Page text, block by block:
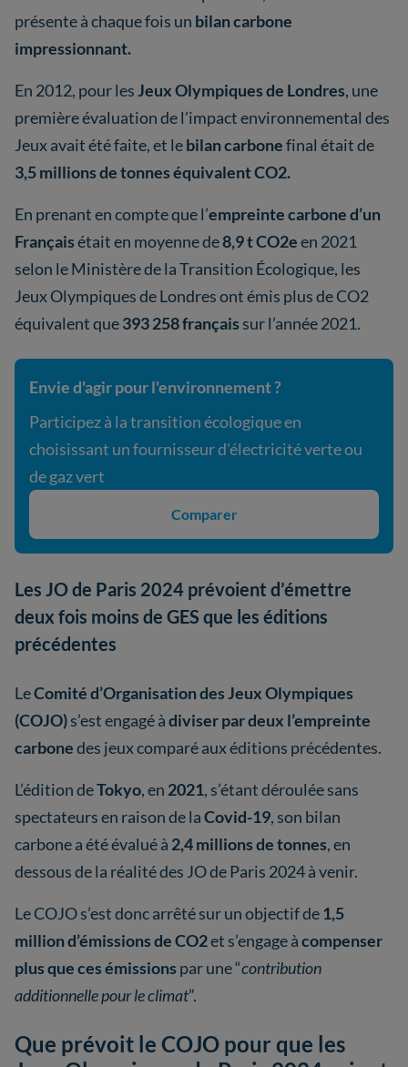
présente à chaque fois un bilan carbone
impressionnant.
En 2012, pour lesJeux Olympiques de Londres, une
première évaluation de l’impact environnemental des
Jeux avait été faite, et lebilan carbonefinal était de
3,5 millions de tonnes équivalent CO2.
En prenant en compte que l’empreinte carbone d’un
Françaisétait en moyenne de8,9 t CO2een 2021
selon le Ministère de la Transition Écologique, les
Jeux Olympiques de Londres ont émis plus de CO2
équivalent que393 258 français sur l’année 2021.
Envie d'agir pour l'environnement ?
Participez à la transition écologique en
choisissant un fournisseur d'électricité verte ou
de gaz vert
Comparer
Les JO de Paris 2024 prévoient d’émettre
deux fois moins de GES que les éditions
précédentes
LeComité d’Organisation des Jeux Olympiques
(COJO)s’est engagé àdiviser par deux l’empreinte
carbonedes jeux comparé aux éditions précédentes.
L’édition deTokyo, en 2021, s’étant déroulée sans
spectateurs en raison de laCovid-19, son bilan
carbone a été évalué à 2,4 millions de tonnes, en
dessous de la réalité des JO de Paris 2024 à venir.
Le COJO s’est donc arrêté sur un objectif de1,5
million d’émissions de CO2et s’engage àcompenser
plus que ces émissions par une “contribution
additionnelle pour le climat”.
Que prévoit le COJO pour que les